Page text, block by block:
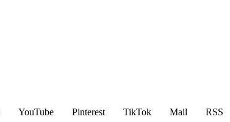
YouTube Pinterest TikTok Mail
RSS